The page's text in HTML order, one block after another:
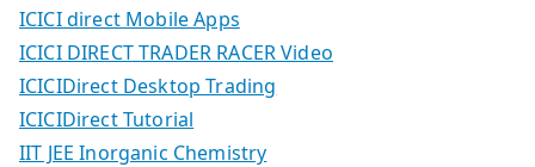
ICICI direct Mobile Apps
ICICI DIRECT TRADER RACER Video
ICICIDirect Desktop Trading
ICICIDirect Tutorial
IIT JEE Inorganic Chemistry